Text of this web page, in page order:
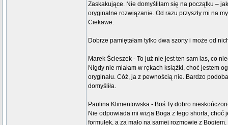
Zaskakujące. Nie domyśliłam się na początku –
oryginalne rozwiązanie. Od razu przyszły mi na
Ciekawe.
Dobrze pamiętałam tylko dwa szorty i może od
Marek Ścieszek - To już nie jest ten sam las, co
Nigdy nie miałam w rękach książki, choć jestem
oryginału. Cóż, ja z pewnością nie. Bardzo
domyśliła.
Paulina Klimentowska - Boś Ty dobro
Nie odpowiada mi wizja Boga z tego shorta,
formułek, a za mało na samej rozmowie z Bogiem.